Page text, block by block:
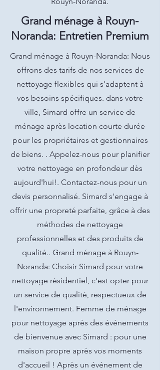
Grand ménage à Rouyn-
Noranda: Entretien Premium
Grand ménage à Rouyn-Noranda: Nous
offrons des tarifs de nos services de
nettoyage flexibles qui s'adaptent à
vos besoins spécifiques. dans votre
ville, Simard offre un service de
ménage après location courte durée
pour les propriétaires et gestionnaires
de biens. . Appelez-nous pour planifier
votre nettoyage en profondeur dès
aujourd'hui!. Contactez-nous pour un
devis personnalisé. Simard s'engage à
offrir une propreté parfaite, grâce à des
méthodes de nettoyage
professionnelles et des produits de
qualité.. Grand ménage à Rouyn-
Noranda: Choisir Simard pour votre
nettoyage résidentiel, c'est opter pour
un service de qualité, respectueux de
l'environnement. Femme de ménage
pour nettoyage après des événements
de bienvenue avec Simard : pour une
maison propre après vos moments
d'accueil ! Après un événement de